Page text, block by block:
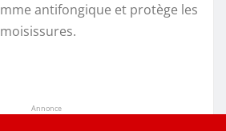
antifongique et protège les
Annonce